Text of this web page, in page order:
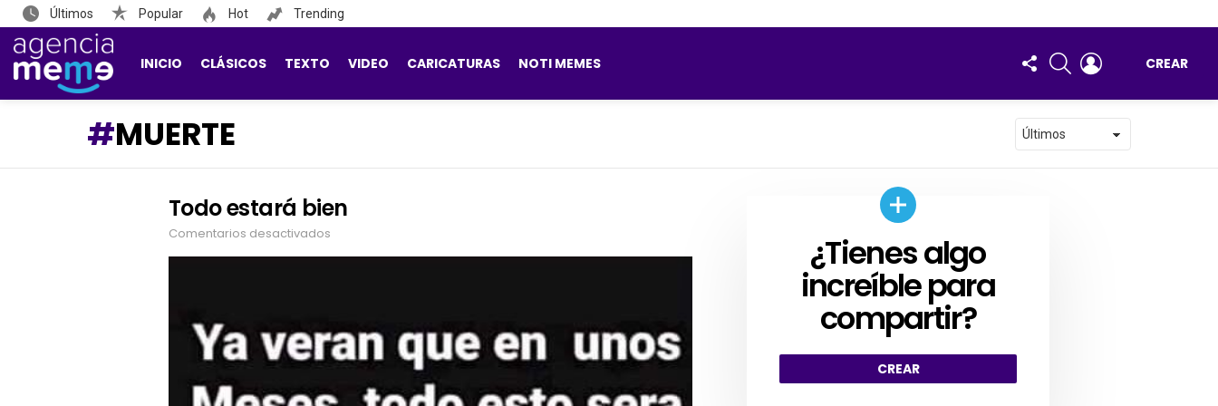
Últimos Popular Hot Trending
INICIO CLÁSICOS TEXTO VIDEO CARICATURAS NOTI MEMES
FOLLOW
US
BUSCAR
CREAR
MUERTE
LATEST
STORIES
Todo estará bien
Comentarios desactivados
CREAR¿Tienes algo
increíble para
compartir?
CREAR